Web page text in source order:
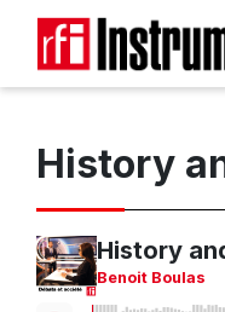
History
History
Benoit Boulas